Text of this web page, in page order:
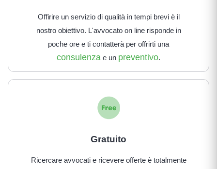
Offirire un servizio di qualità in tempi brevi è il
nostro obiettivo. L'avvocato on line risponde in
poche ore e ti contatterà per offrirti una
consulenza e un preventivo.
Gratuito
Ricercare avvocati e ricevere offerte è totalmente